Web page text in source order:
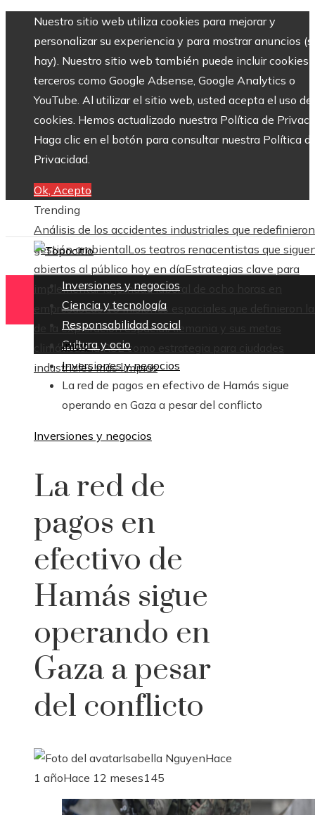
Nuestro sitio web utiliza cookies para mejorar y
personalizar su experiencia y para mostrar anuncios
hay). Nuestro sitio web también puede incluir cookies
terceros como Google Adsense, Google Analytics o
YouTube. Al utilizar el sitio web, usted acepta el uso de
cookies. Hemos actualizado nuestra Política de
Haga clic en el botón para consultar nuestra Política
Privacidad.
Ok, Acepto
Trending
Análisis de los accidentes industriales que
gestión ambientalLos teatros renacentistas que
abiertos al público hoy en díaEstrategias clave para
implementar la jornada laboral de ocho horas en
empresasLas 15 misiones espaciales que definieron
de la exploración espacialAlemania y sus metas
climáticas: la RSE como estrategia para ciudades
industriales más limpias
Inversiones y negocios
Ciencia y tecnología
Responsabilidad social
Cultura y ocio
Inicio
Inversiones y negocios
La red de pagos en efectivo de Hamás sigue
operando en Gaza a pesar del conflicto
Inversiones y negocios
La red de
pagos en
efectivo de
Hamás sigue
operando en
Gaza a pesar
del conflicto
Isabella NguyenHace
1 añoHace 12 meses145